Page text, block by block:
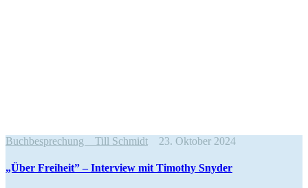
Buchbesprechung Till Schmidt 23. Oktober 2024
„Über Freiheit” – Interview mit Timothy Snyder